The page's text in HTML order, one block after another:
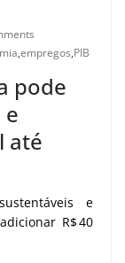
,empregos,PIB
pode
até
e
R$ 40